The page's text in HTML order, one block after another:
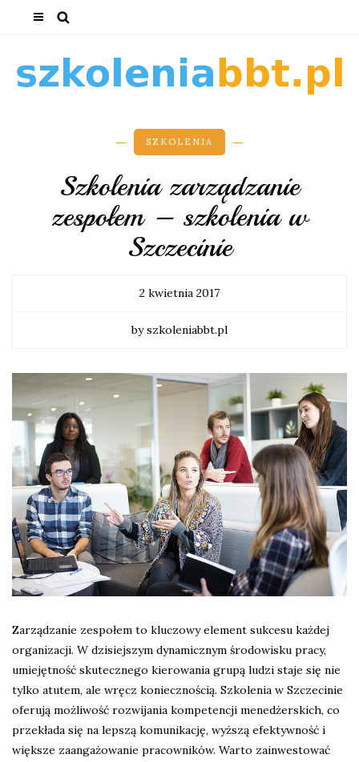
SZKOLENIA
Szkolenia zarządzanie
zespołem – szkolenia w
Szczecinie
2 kwietnia 2017
by szkoleniabbt.pl
Zarządzanie zespołem to kluczowy element sukcesu każdej
organizacji. W dzisiejszym dynamicznym środowisku pracy,
umiejętność skutecznego kierowania grupą ludzi staje się nie
tylko atutem, ale wręcz koniecznością. Szkolenia w Szczecinie
oferują możliwość rozwijania kompetencji menedżerskich, co
przekłada się na lepszą komunikację, wyższą efektywność i
większe zaangażowanie pracowników. Warto zainwestować